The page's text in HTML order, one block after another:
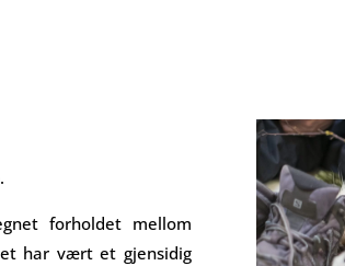
forholdet mellom
har vært et gjensidig